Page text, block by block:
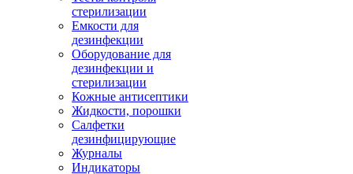
стерилизации
Емкости для
дезинфекции
Оборудование для
дезинфекции и
стерилизации
Кожные антисептики
Жидкости, порошки
Салфетки
дезинфицирующие
Журналы
Индикаторы